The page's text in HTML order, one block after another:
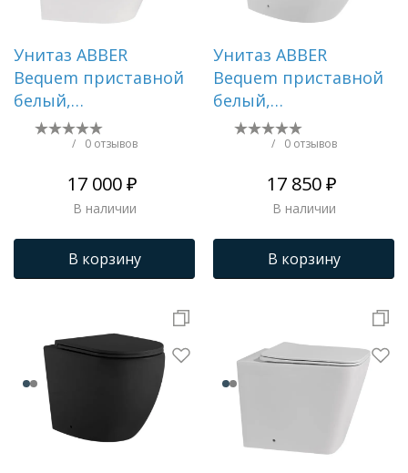
Унитаз ABBER
Bequem приставной
белый,
безободковый
/ 0 отзывов
17 000 ₽
В наличии
В корзину
Унитаз ABBER
Bequem приставной
белый,
безободковый, смыв
торнадо AC1111T
/ 0 отзывов
17 850 ₽
В наличии
В корзину